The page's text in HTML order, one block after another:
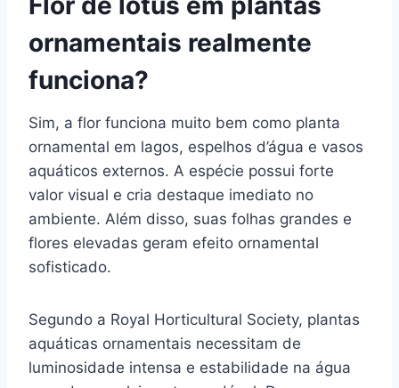
ornamentais realmente
funciona?
Sim, a flor funciona muito bem como planta
ornamental em lagos, espelhos d’água e vasos
aquáticos externos. A espécie possui forte
valor visual e cria destaque imediato no
ambiente. Além disso, suas folhas grandes e
flores elevadas geram efeito ornamental
sofisticado.
Segundo a Royal Horticultural Society, plantas
aquáticas ornamentais necessitam de
luminosidade intensa e estabilidade na água